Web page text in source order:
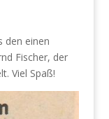
den einen
Fischer, der
Viel Spaß!